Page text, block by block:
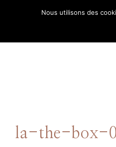
la-the-box-
Nous utilisons des